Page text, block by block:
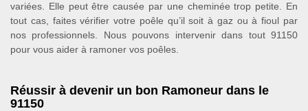
variées. Elle peut être causée par une cheminée trop petite. En
tout cas, faites vérifier votre poêle qu’il soit à gaz ou à fioul par
nos professionnels. Nous pouvons intervenir dans tout 91150
pour vous aider à ramoner vos poêles.
Réussir à devenir un bon Ramoneur dans le
91150